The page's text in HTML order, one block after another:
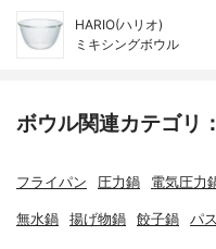
HARIO(ハリオ)
ミキシングボウル
ボウル関連カテゴリ
フライパン 圧力鍋 電気圧力
無水鍋 揚げ物鍋 餃子鍋 パ